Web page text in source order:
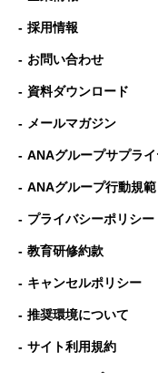
採用情報
お問い合わせ
資料ダウンロード
メールマガジン
ANAグループサプラ
ANAグループ⾏動規範
プライバシーポリシー
教育研修約款
キャンセルポリシー
推奨環境について
サイト利用規約